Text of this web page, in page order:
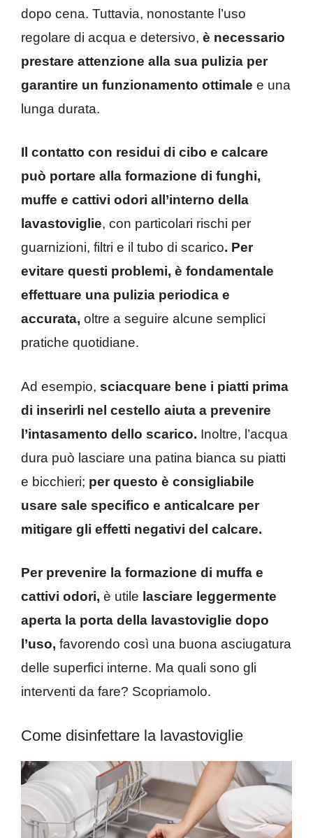
dopo cena. Tuttavia, nonostante l’uso
regolare di acqua e detersivo, è necessario
prestare attenzione alla sua pulizia per
garantire un funzionamento ottimale e una
lunga durata.
Il contatto con residui di cibo e calcare
può portare alla formazione di funghi,
muffe e cattivi odori all’interno della
lavastoviglie, con particolari rischi per
guarnizioni, filtri e il tubo di scarico. Per
evitare questi problemi, è fondamentale
effettuare una pulizia periodica e
accurata, oltre a seguire alcune semplici
pratiche quotidiane.
Ad esempio, sciacquare bene i piatti prima
di inserirli nel cestello aiuta a prevenire
l’intasamento dello scarico. Inoltre, l’acqua
dura può lasciare una patina bianca su piatti
e bicchieri; per questo è consigliabile
usare sale specifico e anticalcare per
mitigare gli effetti negativi del calcare.
Per prevenire la formazione di muffa e
cattivi odori, è utile lasciare leggermente
aperta la porta della lavastoviglie dopo
l’uso, favorendo così una buona asciugatura
delle superfici interne. Ma quali sono gli
interventi da fare? Scopriamolo.
Come disinfettare la lavastoviglie